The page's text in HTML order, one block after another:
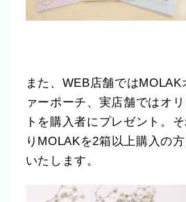
また、WEB店舗ではMOLAK
ァーポーチ、実店舗ではオ
トを購入者にプレゼント。
りMOLAKを2箱以上購入の
いたします。